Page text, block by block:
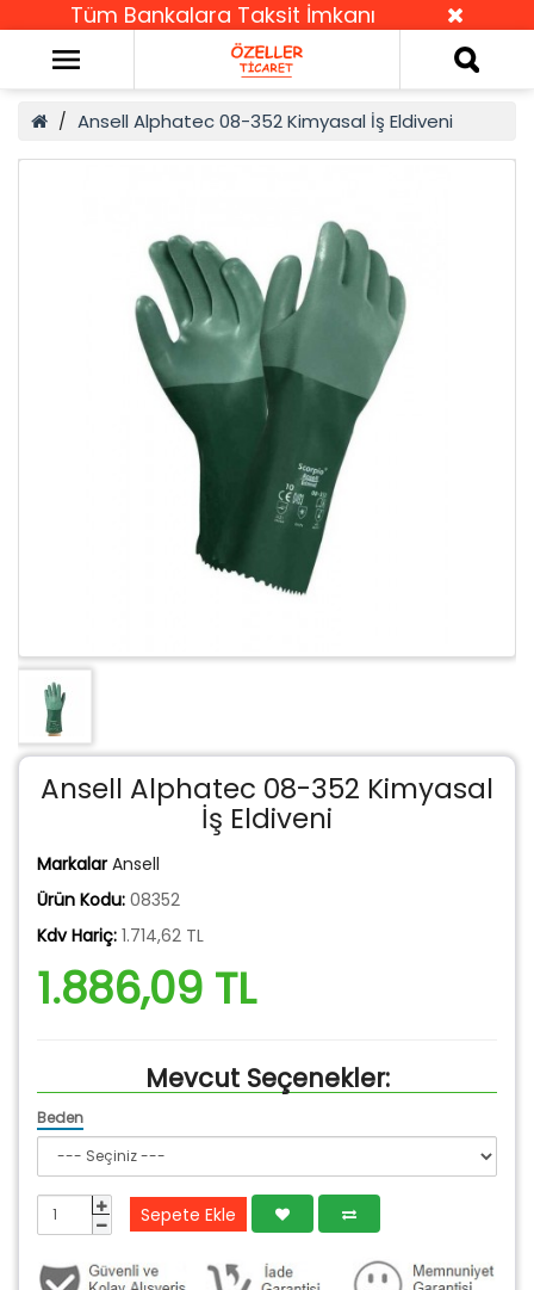
Tüm Bankalara Taksit İmkanı
Ansell Alphatec 08-352 Kimyasal İş Eldiveni
Ansell Alphatec 08-352 Kimyasal
İş Eldiveni
Markalar Ansell
Ürün Kodu: 08352
Kdv Hariç: 1.714,62 TL
1.886,09 TL
Mevcut Seçenekler:
Beden
Sepete Ekle